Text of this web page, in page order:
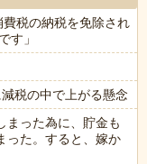
費税の納税を免除され
す」
税の中で上がる懸念
まった為に、貯金も
った。すると、嫁か